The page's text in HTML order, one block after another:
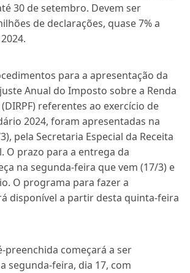
30 de setembro. Devem ser
de declarações, quase 7% a
para a apresentação da
Anual do Imposto sobre a Renda
(DIRPF) referentes ao exercício de
2024, foram apresentadas na
pela Secretaria Especial da Receita
O prazo para a entrega da
na segunda-feira que vem (17/3) e
O programa para fazer a
disponível a partir desta quinta-feira
preenchida começará a ser
segunda-feira, dia 17, com